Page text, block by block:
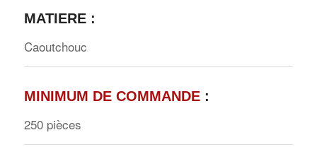
MATIERE:
Caoutchouc
MINIMUM DE COMMANDE:
250 pièces